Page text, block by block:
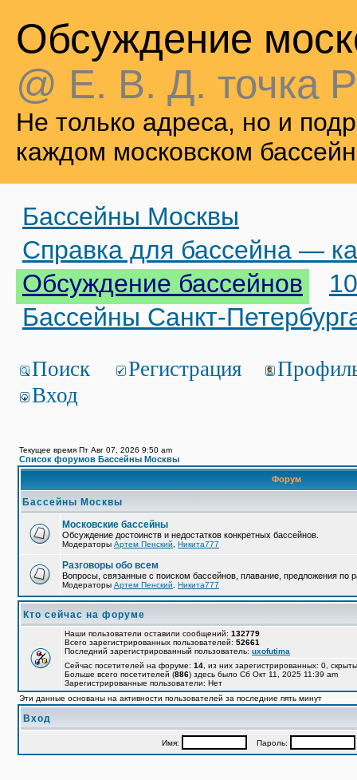
Обсуждение
@ Е. В. Д. точка
Не только адреса, но и
каждом московском
Бассейны Москвы
Справка для бассейна —
Обсуждение бассейнов
Бассейны Санкт-
Поиск Регистрация
Вход
Текущее время Пт Авг 07, 2026 9:50 am
Список форумов Бассейны Москвы
Форум
Бассейны Москвы
Московские бассейны
Обсуждение достоинств и недостатков конкретных бассейнов.
Модераторы Артем Пенский Никита777
Разговоры обо всем
Вопросы, связанные с поиском бассейнов, плавание, предложения по
Модераторы Артем Пенский Никита777
Кто сейчас на форуме
Наши пользователи оставили сообщений: 132779
Всего зарегистрированных пользователей: 52661
Последний зарегистрированный пользователь: uxofutima
Сейчас посетителей на форуме: 14 , из них зарегистрированных: 0,
Больше всего посетителей (886) здесь было Сб Окт 11, 2025 11:39 am
Зарегистрированные пользователи: Нет
Эти данные основаны на активности пользователей за последние пять минут
Вход
Имя: Пароль: